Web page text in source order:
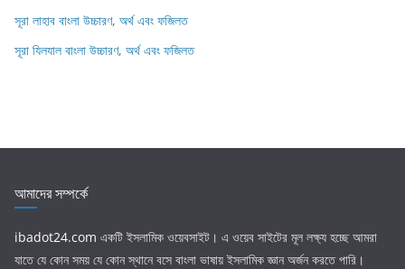
সূরা লাহাব‌‌‌ বাংলা উচ্চারণ, অর্থ এবং ফজিলত
সূরা যিলযাল বাংলা উচ্চারণ, অর্থ এবং ফজিলত
আমাদের সম্পর্কে
ibadot24.com একটি ইসলামিক ওয়েবসাইট। এ ওয়েব সাইটের মূল লক্ষ্য হচ্ছে আমরা
যাতে যে কোন সময় যে কোন স্থানে বসে বাংলা ভাষায় ইসলামিক জ্ঞান অর্জন করতে পারি।